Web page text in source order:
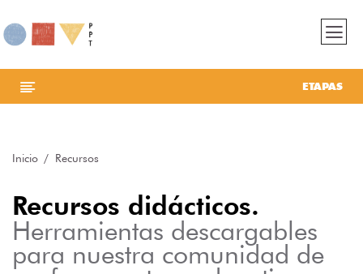
ETAPAS
Inicio Recursos
Recursos didácticos.
Herramientas descargables
para nuestra comunidad de